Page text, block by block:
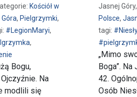
Kościół w
, Pielgrzymki,
#LegionMaryi,
,
Bogu,
Na
modlili się
Jasnej
Polsce,
tagi:
„Mimo
Boga”.
42.
Osób